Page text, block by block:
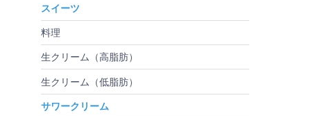
スイーツ
料理
生クリーム（高脂肪）
生クリーム（低脂肪）
サワークリーム